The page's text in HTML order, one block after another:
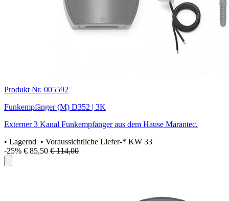
Produkt Nr. 005592
Funkempfänger (M) D352 | 3K
Externer 3 Kanal Funkempfänger aus dem Hause Marantec.
• Lagernd • Voraussichtliche Liefer-* KW 33
-25% € 85,50 € 114,00